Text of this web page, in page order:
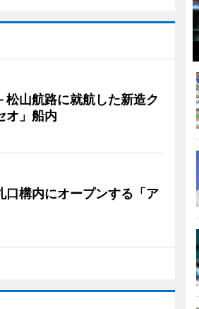
松山航路に就航した新造ク
オ」船内
口構内にオープンする「ア